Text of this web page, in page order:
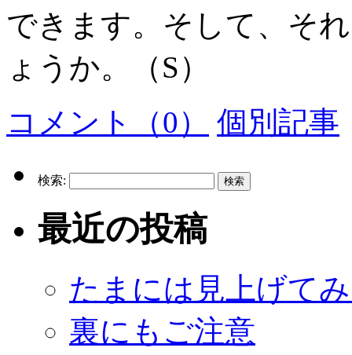
できます。そして、そ
ょうか。（S）
コメント（0）
個別記事
検索:
最近の投稿
たまには見上げて
裏にもご注意